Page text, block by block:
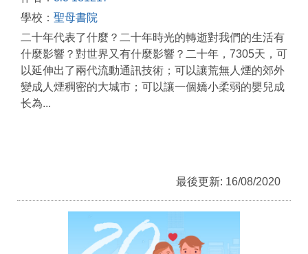
學校： 聖母書院
二十年代表了什麼？二十年時光的轉逝對我們的生活有
什麼影響？對世界又有什麼影響？二十年，7305天，可
以延伸出了兩代流動通訊技術；可以讓荒無人煙的郊外
變成人煙稠密的大城市；可以讓一個嬌小柔弱的嬰兒成
长為...
最後更新: 16/08/2020